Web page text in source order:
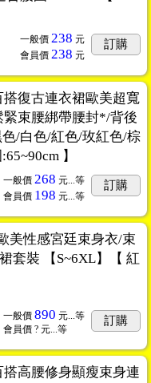
一般價 238 元
會員價 238 元
訂購
搭復古連衣裙歐美超寬
緊束腰綁帶腰封*/背後
/白色/紅色/玫紅色/棕
】
一般價 268 元...等
會員價 198 元...等
訂購
美性感宮廷束身衣/束
套裝 【S~6XL】【 紅
一般價 890 元...等
會員價 ? 元...等
訂購
搭高腰修身顯瘦束身連